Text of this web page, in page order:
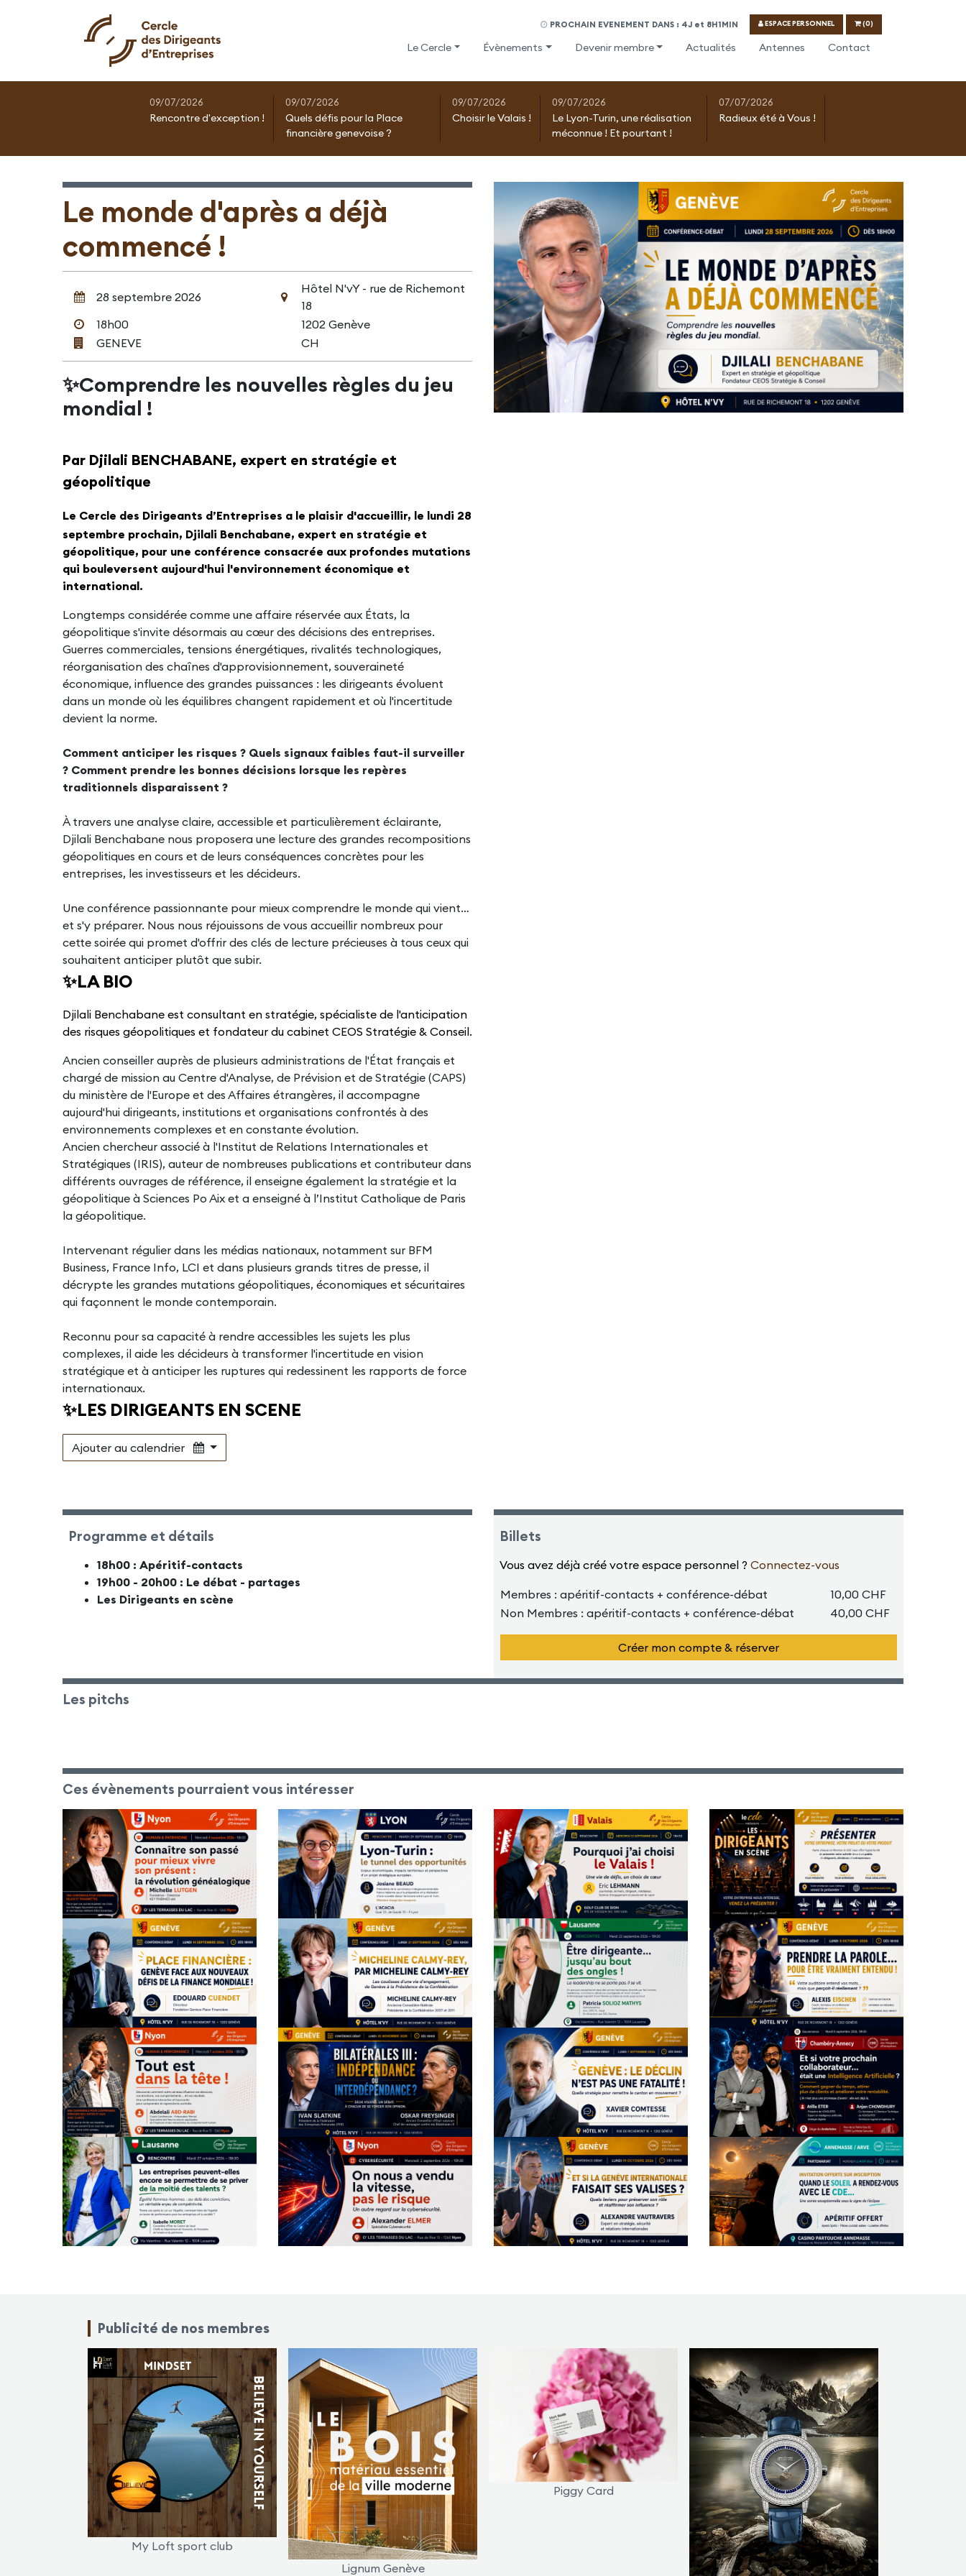
PROCHAIN EVENEMENT DANS : 4J et 8H1MIN ESPACE PERSONNEL (0)
Le Cercle Évènements Devenir membre Actualités Antennes Contact
09/07/2026
Rencontre d'exception !
09/07/2026
Quels défis pour la Place
financière genevoise ?
09/07/2026
Choisir le Valais !
09/07/2026
Le Lyon-Turin, une réalisation
méconnue ! Et pourtant !
07/07/2026
Radieux été à Vous !
Le monde d'après a déjà
commencé !
28 septembre 2026
Hôtel N'vY - rue de Richemont
18
18h00
1202 Genève
GENEVE
CH
✨Comprendre les nouvelles règles du jeu
mondial !
Par Djilali BENCHABANE, expert en stratégie et
géopolitique
Le Cercle des Dirigeants d’Entreprises a le plaisir d'accueillir, le lundi 28
septembre prochain, Djilali Benchabane, expert en stratégie et
géopolitique, pour une conférence consacrée aux profondes mutations
qui bouleversent aujourd'hui l'environnement économique et
international.
Longtemps considérée comme une affaire réservée aux États, la
géopolitique s'invite désormais au cœur des décisions des entreprises.
Guerres commerciales, tensions énergétiques, rivalités technologiques,
réorganisation des chaînes d'approvisionnement, souveraineté
économique, influence des grandes puissances : les dirigeants évoluent
dans un monde où les équilibres changent rapidement et où l'incertitude
devient la norme.
Comment anticiper les risques ? Quels signaux faibles faut-il surveiller
? Comment prendre les bonnes décisions lorsque les repères
traditionnels disparaissent ?
À travers une analyse claire, accessible et particulièrement éclairante,
Djilali Benchabane nous proposera une lecture des grandes recompositions
géopolitiques en cours et de leurs conséquences concrètes pour les
entreprises, les investisseurs et les décideurs.
Une conférence passionnante pour mieux comprendre le monde qui vient…
et s'y préparer. Nous nous réjouissons de vous accueillir nombreux pour
cette soirée qui promet d'offrir des clés de lecture précieuses à tous ceux qui
souhaitent anticiper plutôt que subir.
✨LA BIO
Djilali Benchabane est consultant en stratégie, spécialiste de l'anticipation
des risques géopolitiques et fondateur du cabinet CEOS Stratégie & Conseil.
Ancien conseiller auprès de plusieurs administrations de l'État français et
chargé de mission au Centre d'Analyse, de Prévision et de Stratégie (CAPS)
du ministère de l'Europe et des Affaires étrangères, il accompagne
aujourd'hui dirigeants, institutions et organisations confrontés à des
environnements complexes et en constante évolution.
Ancien chercheur associé à l'Institut de Relations Internationales et
Stratégiques (IRIS), auteur de nombreuses publications et contributeur dans
différents ouvrages de référence, il enseigne également la stratégie et la
géopolitique à Sciences Po Aix et a enseigné à l’Institut Catholique de Paris
la géopolitique.
Intervenant régulier dans les médias nationaux, notamment sur BFM
Business, France Info, LCI et dans plusieurs grands titres de presse, il
décrypte les grandes mutations géopolitiques, économiques et sécuritaires
qui façonnent le monde contemporain.
Reconnu pour sa capacité à rendre accessibles les sujets les plus
complexes, il aide les décideurs à transformer l'incertitude en vision
stratégique et à anticiper les ruptures qui redessinent les rapports de force
internationaux.
✨LES DIRIGEANTS EN SCENE
Ajouter au calendrier
Programme et détails
18h00 : Apéritif-contacts
19h00 - 20h00 : Le débat - partages
Les Dirigeants en scène
Billets
Vous avez déjà créé votre espace personnel ? Connectez-vous
Membres : apéritif-contacts + conférence-débat
10,00 CHF
Non Membres : apéritif-contacts + conférence-débat
40,00 CHF
Créer mon compte & réserver
Les pitchs
Ces évènements pourraient vous intéresser
Publicité de nos membres
My Loft sport club
Lignum Genève
Piggy Card